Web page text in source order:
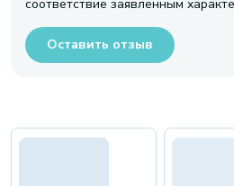
соответствие заявленным
Оставить отзыв